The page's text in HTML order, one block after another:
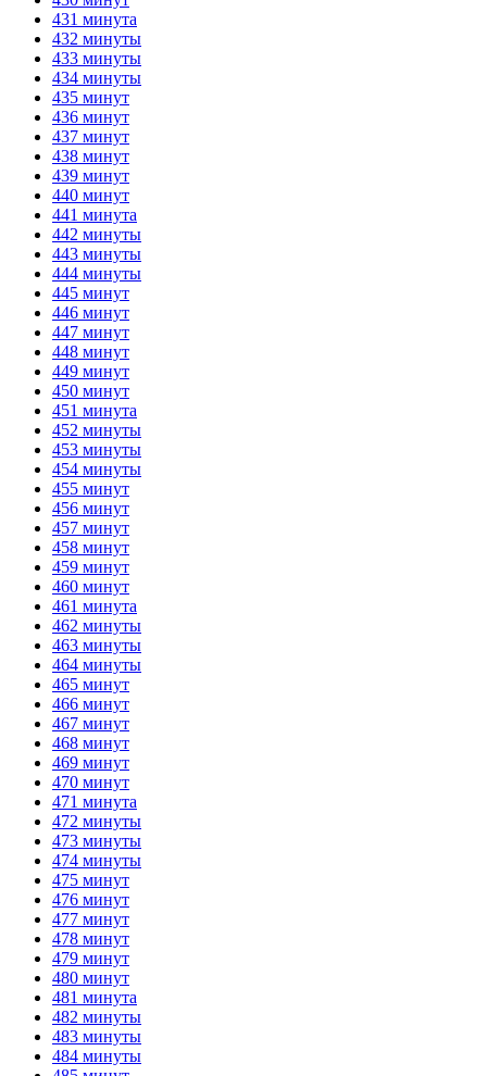
431 минута
432 минуты
433 минуты
434 минуты
435 минут
436 минут
437 минут
438 минут
439 минут
440 минут
441 минута
442 минуты
443 минуты
444 минуты
445 минут
446 минут
447 минут
448 минут
449 минут
450 минут
451 минута
452 минуты
453 минуты
454 минуты
455 минут
456 минут
457 минут
458 минут
459 минут
460 минут
461 минута
462 минуты
463 минуты
464 минуты
465 минут
466 минут
467 минут
468 минут
469 минут
470 минут
471 минута
472 минуты
473 минуты
474 минуты
475 минут
476 минут
477 минут
478 минут
479 минут
480 минут
481 минута
482 минуты
483 минуты
484 минуты